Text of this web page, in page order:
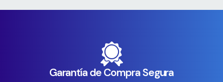
Garantía de Compra Segura